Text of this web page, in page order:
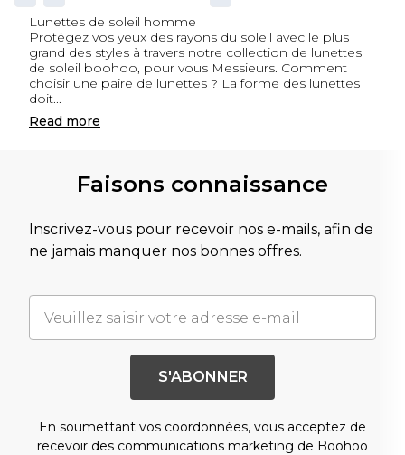
Lunettes de soleil homme
Protégez vos yeux des rayons du soleil avec le plus
grand des styles à travers notre collection de lunettes
de soleil boohoo, pour vous Messieurs. Comment
choisir une paire de lunettes ? La forme des lunettes
doit...
Read more
Faisons connaissance
Inscrivez-vous pour recevoir nos e-mails, afin de
ne jamais manquer nos bonnes offres.
S'ABONNER
En soumettant vos coordonnées, vous acceptez de
recevoir des communications marketing de Boohoo